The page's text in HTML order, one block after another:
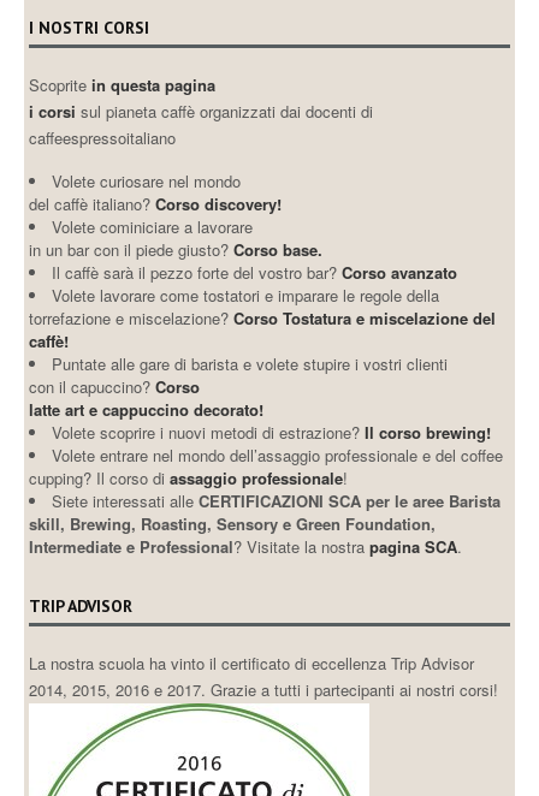
I NOSTRI CORSI
Scopritein questa pagina
i corsi sul pianeta caffè organizzati dai docenti di
caffeespressoitaliano
Volete curiosare nel mondo
del caffè italiano? Corso discovery!
Volete cominiciare a lavorare
in un bar con il piede giusto? Corso base.
Il caffè sarà il pezzo forte del vostro bar?Corso avanzato
Volete lavorare come tostatori e imparare le regole della
torrefazione e miscelazione?Corso Tostatura e miscelazione del
caffè!
Puntate alle gare di barista e volete stupire i vostri clienti
con il capuccino?Corso
latte art e cappuccino decorato!
Volete scoprire i nuovi metodi di estrazione?Il corso brewing!
Volete entrare nel mondo dell’assaggio professionale e del coffee
cupping? Il corso diassaggio professionale!
Siete interessati alleCERTIFICAZIONI SCA per le aree Barista
skill, Brewing, Roasting, Sensory e Green Foundation,
Intermediate e Professional? Visitate la nostrapagina SCA.
TRIP ADVISOR
La nostra scuola ha vinto il certificato di eccellenza Trip Advisor
2014, 2015, 2016 e 2017. Grazie a tutti i partecipanti ai nostri corsi!